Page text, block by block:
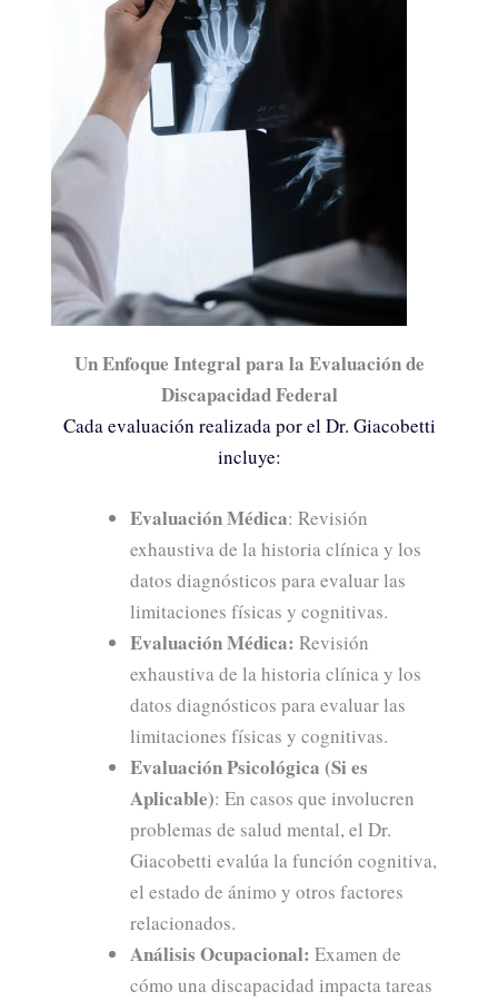
Un Enfoque Integral para la Evaluación de
Discapacidad Federal
Cada evaluación realizada por el Dr. Giacobetti
incluye:
Evaluación Médica: Revisión
exhaustiva de la historia clínica y los
datos diagnósticos para evaluar las
limitaciones físicas y cognitivas.
Evaluación Médica: Revisión
exhaustiva de la historia clínica y los
datos diagnósticos para evaluar las
limitaciones físicas y cognitivas.
Evaluación Psicológica (Si es
Aplicable): En casos que involucren
problemas de salud mental, el Dr.
Giacobetti evalúa la función cognitiva,
el estado de ánimo y otros factores
relacionados.
Análisis Ocupacional: Examen de
cómo una discapacidad impacta tareas